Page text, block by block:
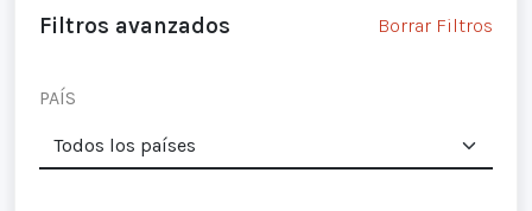
Filtros avanzados Borrar Filtros
PAÍS